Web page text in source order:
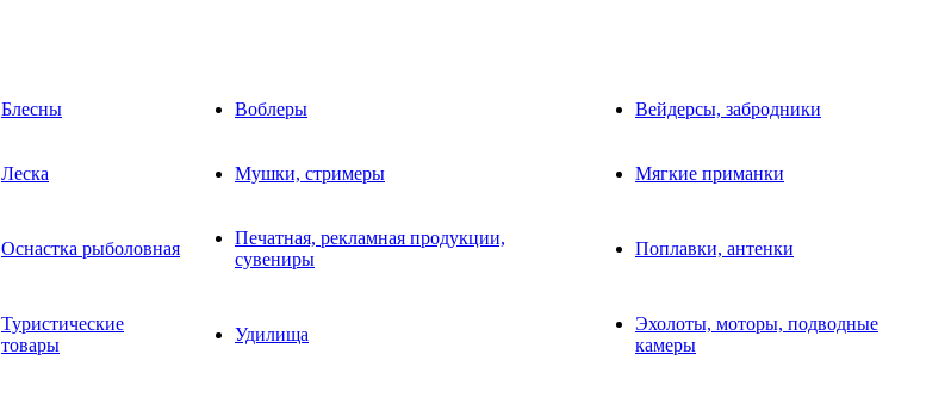
Блесны Воблеры Вейдерсы, забродники
Леска Мушки, стримеры Мягкие приманки
Оснастка рыболовная
Печатная, рекламная продукции,
сувениры
Поплавки, антенки
Туристические
товары
Удилища
Эхолоты, моторы, подводные
камеры